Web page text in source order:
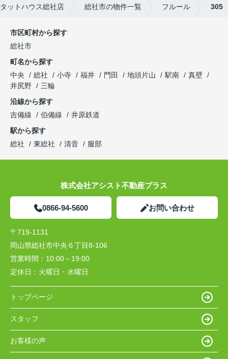
ットハウス総社店 総社市の物件一覧 フルール 305
市区町村から探す
総社市
町名から探す
中央
総社 小寺 福井 門田 地頭片山 駅南
真壁
井尻野
三輪
沿線から探す
吉備線
伯備線
井原鉄道
駅から探す
総社
東総社 清音 服部
株式会社アシスト不動産プラス
0866-94-5600 お問い合わせ
〒719-1131
岡山県総社市中央６丁目8-106
営業時間： 10:00～19:00
定休日： 火曜日・水曜日
トップページ
スタッフ
お客様の声